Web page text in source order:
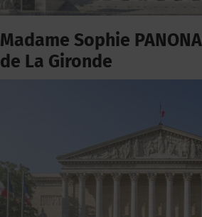
Madame Sophie
de La Gironde